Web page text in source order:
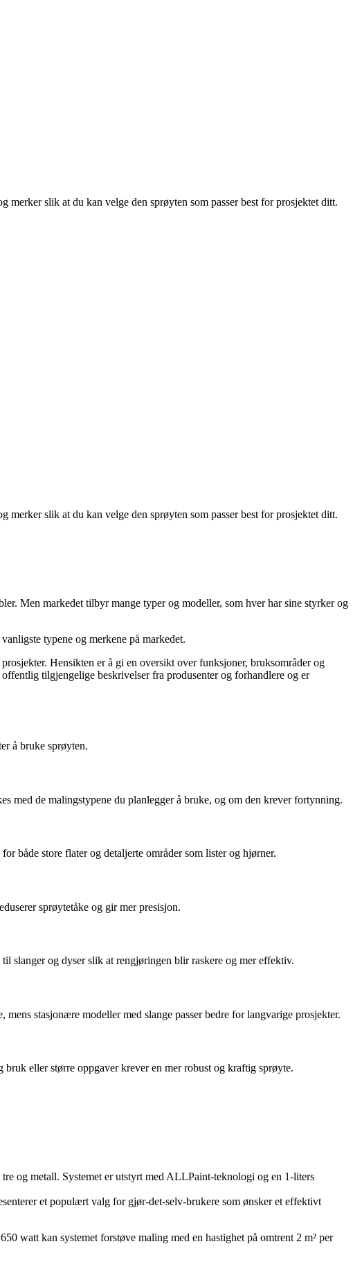
slik at du kan velge den sprøyten som passer best for prosjektet ditt.
slik at du kan velge den sprøyten som passer best for prosjektet ditt.
Men markedet tilbyr mange typer og modeller, som hver har sine styrker og
typene og merkene på markedet.
Hensikten er å gi en oversikt over funksjoner, bruksområder og
tilgjengelige beskrivelser fra produsenter og forhandlere og er
å bruke sprøyten.
med de malingstypene du planlegger å bruke, og om den krever fortynning.
både store flater og detaljerte områder som lister og hjørner.
sprøytetåke og gir mer presisjon.
slanger og dyser slik at rengjøringen blir raskere og mer effektiv.
stasjonære modeller med slange passer bedre for langvarige prosjekter.
eller større oppgaver krever en mer robust og kraftig sprøyte.
og metall. Systemet er utstyrt med ALLPaint-teknologi og en 1-liters
et populært valg for gjør-det-selv-brukere som ønsker et effektivt
watt kan systemet forstøve maling med en hastighet på omtrent 2 m² per